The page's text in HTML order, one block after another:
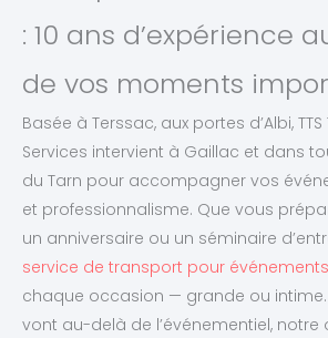
: 10 ans d’expérience
de vos moments
Basée à Terssac, aux portes d’Albi,
Services intervient à Gaillac et dans
du Tarn pour accompagner vos
et professionnalisme. Que vous
un anniversaire ou un séminaire
service de transport pour événements
chaque occasion — grande ou intime.
vont au-delà de l’événementiel, notre